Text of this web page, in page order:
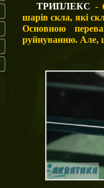
ТРИПЛЕКС -
шарів скла, які
Основною
руйнуванню. Але,